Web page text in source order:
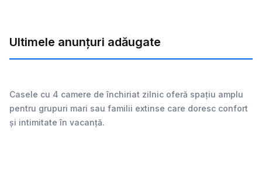
Ultimele anunțuri adăugate
Casele cu 4 camere de închiriat zilnic oferă spațiu amplu
pentru grupuri mari sau familii extinse care doresc confort
și intimitate în vacanță.